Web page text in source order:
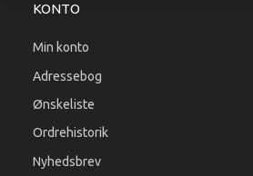
KONTO
Min konto
Adressebog
Ønskeliste
Ordrehistorik
Nyhedsbrev